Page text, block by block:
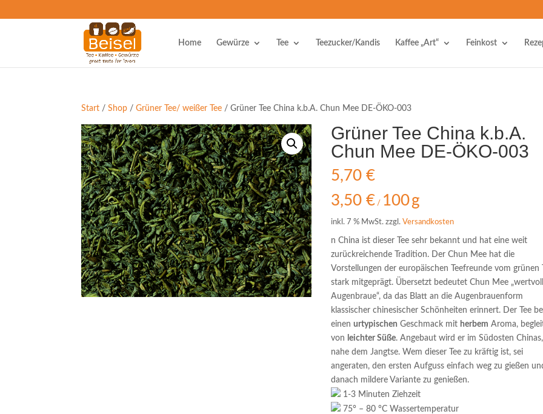
Home Gewürze Tee Teezucker/Kandis Kaffee „Art“ Feinkost
Start /Shop /Grüner Tee/ weißer Tee / Grüner Tee China k.b.A. Chun Mee DE-ÖKO-003
Grüner Tee China k.b.A.
Chun Mee DE-ÖKO-003
5,70€
3,50€ / 100g
inkl. 7 % MwSt. zzgl.Versandkosten
n China ist dieser Tee sehr bekannt und hat eine weit
zurückreichende Tradition. Der Chun Mee hat die
Vorstellungen der europäischen Teefreunde vom grünen
stark mitgeprägt. Übersetzt bedeutet Chun Mee
Augenbraue“, da das Blatt an die Augenbrauenform
klassischer chinesischer Schönheiten erinnert. Der Tee
einenurtypischen Geschmack mit herbem Aroma,
von leichter Süße. Angebaut wird er im Südosten Chinas,
nahe dem Jangtse. Wem dieser Tee zu kräftig ist, sei
angeraten, den ersten Aufguss einfach weg zu gießen
danach mildere Variante zu genießen.
1-3 Minuten Ziehzeit
75° – 80 °C Wassertemperatur